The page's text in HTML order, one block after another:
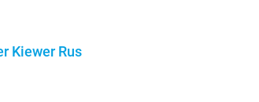
Kiewer Rus